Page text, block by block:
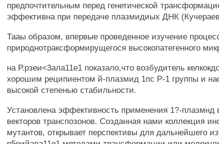
предпочтительным перед генетической
эффективна при передаче плазмидиых ДНК
Тааы образом, впервые проведенное изучение
природнотраксформирущегося высокопатегенного
на Р.рзеи<3ала11е1 показало,что возбудитель
хорошим реципиентом й-плазмид 1пс Р-1 группы и
высокой степенью стабильности.
Установлена эффективность применения 1?-плазмнд
векторов транспозонов. Созданная нами коллекция
мутантов, открывает перспективы для дальнейшего